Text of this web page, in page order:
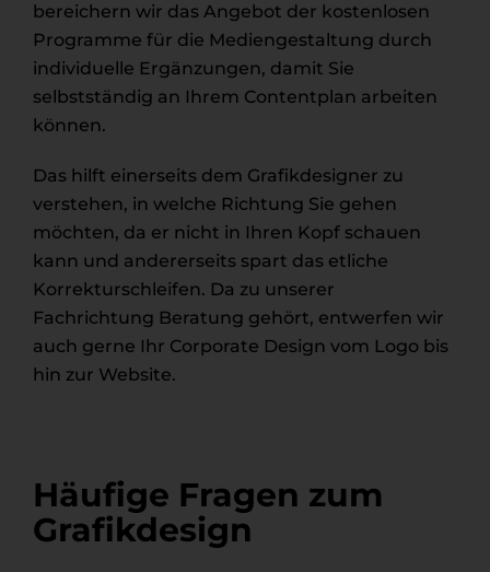
bereichern wir das Angebot der kostenlosen
Programme für die Mediengestaltung durch
individuelle Ergänzungen, damit Sie
selbstständig an Ihrem Contentplan arbeiten
können.
Das hilft einerseits dem Grafikdesigner zu
verstehen, in welche Richtung Sie gehen
möchten, da er nicht in Ihren Kopf schauen
kann und andererseits spart das etliche
Korrekturschleifen. Da zu unserer
Fachrichtung Beratung gehört, entwerfen wir
auch gerne Ihr Corporate Design vom Logo bis
hin zur Website.
Häufige Fragen zum
Grafikdesign